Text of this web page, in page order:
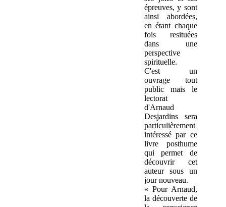
épreuves, y sont
ainsi abordées,
en étant chaque
fois resituées
dans une
perspective
spirituelle.
C'est un
ouvrage tout
public mais le
lectorat
d'Arnaud
Desjardins sera
particulièrement
intéressé par ce
livre posthume
qui permet de
découvrir cet
auteur sous un
jour nouveau.
« Pour Arnaud,
la découverte de